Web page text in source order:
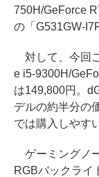
750H/GeForce
の「G531GW-
対して、今回
e i5-9300H/
は149,800円。
デルの約半分の
では購入しやす
ゲーミングノ
RGBバックライ